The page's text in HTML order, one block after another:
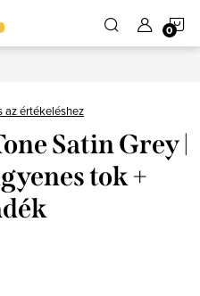
az értékeléshez
Satin Grey |
tok +